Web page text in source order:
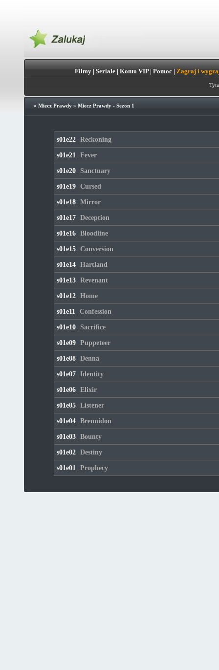
Filmy| Seriale| Konto VIP| Pomoc| Zagraj i
» Miecz Prawdy» Miecz Prawdy - Sezon 1
s01e22 Reckoning
s01e21 Fever
s01e20 Sanctuary
s01e19 Cursed
s01e18 Mirror
s01e17 Deception
s01e16 Bloodline
s01e15 Conversion
s01e14 Hartland
s01e13 Revenant
s01e12 Home
s01e11 Confession
s01e10 Sacrifice
s01e09 Puppeteer
s01e08 Denna
s01e07 Identity
s01e06 Elixir
s01e05 Listener
s01e04 Brennidon
s01e03 Bounty
s01e02 Destiny
s01e01 Prophecy